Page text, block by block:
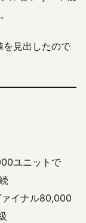
見出したので
ユニットで
イナル80,000